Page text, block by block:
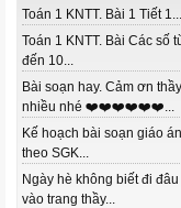
Toán 1 KNTT. Bài 1 Tiết
Toán 1 KNTT. Bài Các số
đến 10...
Bài soạn hay. Cảm ơn
nhiều nhé ❤️❤️❤️❤️❤️❤️...
Kế hoạch bài soạn giáo
theo SGK...
Ngày hè không biết đi
vào trang thầy...